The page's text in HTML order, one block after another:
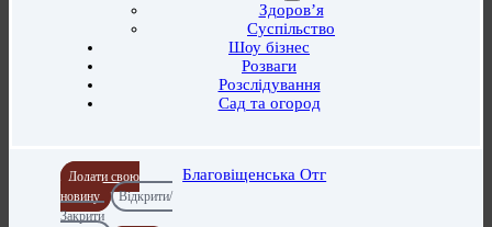
Здоров’я
Суспільство
Шоу бізнес
Розваги
Розслідування
Сад та огород
Додати свою
новину
Відкрити/
Закрити
Благовіщенська Отг